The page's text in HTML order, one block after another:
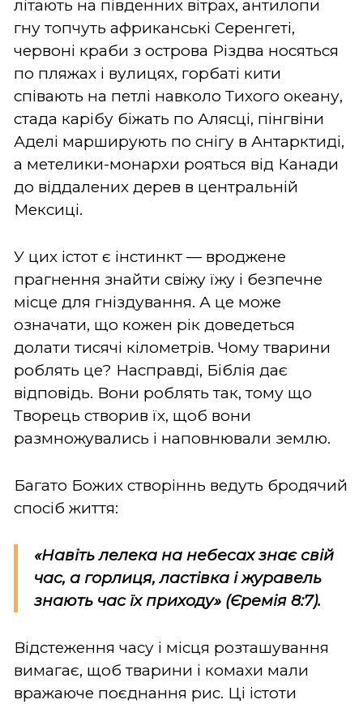
літають на південних вітрах, антилопи
гну топчуть африканські Серенгеті,
червоні краби з острова Різдва носяться
по пляжах і вулицях, горбаті кити
співають на петлі навколо Тихого океану,
стада карібу біжать по Алясці, пінгвіни
Аделі марширують по снігу в Антарктиді,
а метелики-монархи рояться від Канади
до віддалених дерев в центральній
Мексиці.
У цих істот є інстинкт — вроджене
прагнення знайти свіжу їжу і безпечне
місце для гніздування. А це може
означати, що кожен рік доведеться
долати тисячі кілометрів. Чому тварини
роблять це? Насправді, Біблія дає
відповідь. Вони роблять так, тому що
Творець створив їх, щоб вони
размножувались і наповнювали землю.
Багато Божих створіннь ведуть бродячий
спосіб життя:
«Навіть лелека на небесах знає свій
час, а горлиця, ластівка і журавель
знають час їх приходу» (Єремія 8:7).
Відстеження часу і місця розташування
вимагає, щоб тварини і комахи мали
вражаюче поєднання рис. Ці істоти